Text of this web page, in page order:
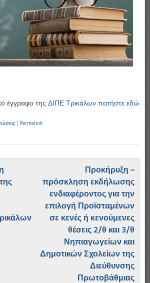
έγγραφο της ΔΙΠΕ Τρικάλων πατήστε εδώ
Permalink
Προκήρυξη –
πρόσκληση εκδήλωσης
ενδιαφέροντος για την
επιλογή Προϊσταμένων
σε κενές ή κενούμενες
θέσεις 2/θ και 3/θ
Νηπιαγωγείων και
Δημοτικών Σχολείων της
Διεύθυνσης
Πρωτοβάθμιας